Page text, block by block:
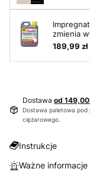
zmienia
189,99 zł
Dostawa od 149,00
Dostawa paletowa pod
ciężarowego.
Instrukcje
Ważne